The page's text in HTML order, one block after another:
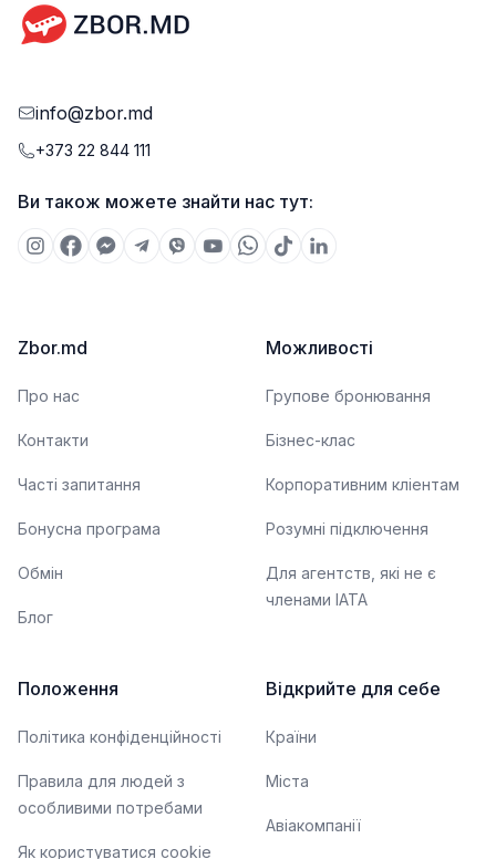
info@zbor.md
+373 22 844 111
Ви також можете знайти нас тут:
Zbor.md
Про нас
Контакти
Часті запитання
Бонусна програма
Обмін
Блог
Можливості
Групове бронювання
Бізнес-клас
Корпоративним кліентам
Розумні підключення
Для агентств, які не є
членами IATA
Положення
Політика конфіденційності
Правила для людей з
особливими потребами
Як користуватися cookie
Відкрийте для себе
Країни
Міста
Авіакомпанії